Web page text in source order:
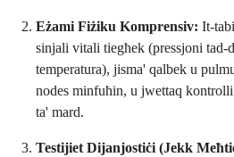
Eżami Fiżiku Komprensiv: It-
sinjali vitali tiegħek (pressjoni tad-
temperatura), jisma' qalbek u
nodes minfuħin, u jwettaq
ta' mard.
Testijiet Dijanjostiċi (Jekk